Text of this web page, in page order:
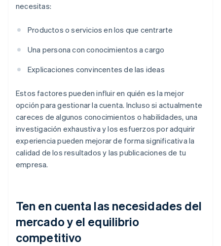
necesitas:
Productos o servicios en los que centrarte
Una persona con conocimientos a cargo
Explicaciones convincentes de las ideas
Estos factores pueden influir en quién es la mejor
opción para gestionar la cuenta. Incluso si actualmente
careces de algunos conocimientos o habilidades, una
investigación exhaustiva y los esfuerzos por adquirir
experiencia pueden mejorar de forma significativa la
calidad de los resultados y las publicaciones de tu
empresa.
Ten en cuenta las necesidades del
mercado y el equilibrio
competitivo